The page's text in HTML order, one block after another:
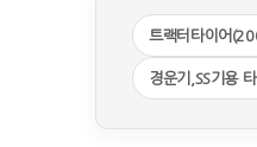
트랙터타이어
경운기,SS기용